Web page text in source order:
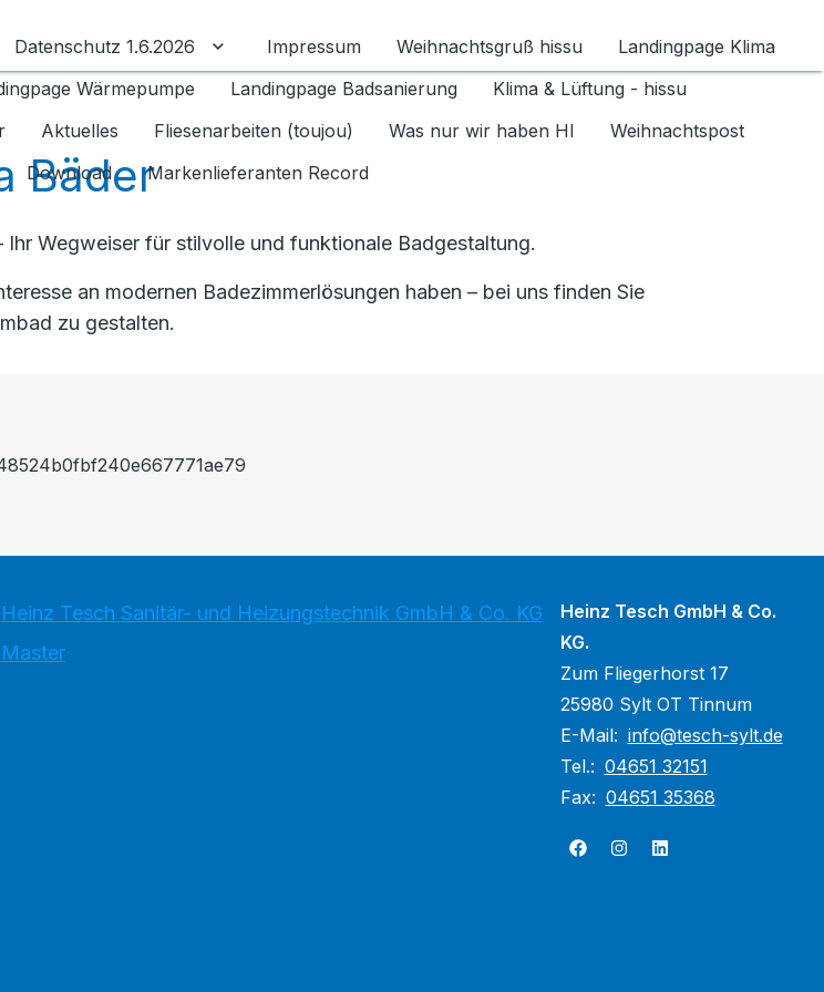
für Ratgeber umschalten
Datenschutz 1.6.2026 Untermenü für Datenschutz 1.6.2026 umschalten
Impressum Weihnachtsgruß hissu
Landingpage Klima
Wärmepumpe Landingpage Badsanierung
Klima & Lüftung - hissu
Aktuelles Fliesenarbeiten (toujou) Was nur wir haben HI
Weihnachtspost
Download Markenlieferanten Record
Bäder
Wegweiser für stilvolle und funktionale Badgestaltung.
an modernen Badezimmerlösungen haben – bei uns finden Sie
zu gestalten.
Heinz Tesch Sanitär- und Heizungstechnik GmbH & Co. KG
Master
Heinz Tesch GmbH & Co.
KG.
Zum Fliegerhorst 17
25980 Sylt OT Tinnum
E-Mail: info@tesch-sylt.de
Tel.: 04651 32151
Fax: 04651 35368